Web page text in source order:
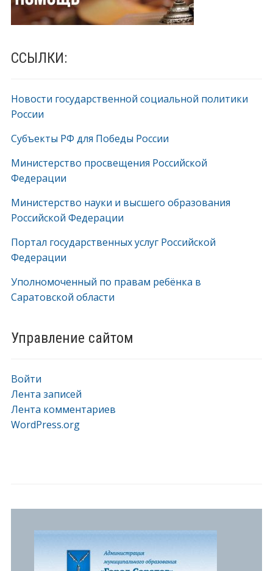
ССЫЛКИ:
Новости государственной социальной политики
России
Субъекты РФ для Победы России
Министерство просвещения Российской
Федерации
Министерство науки и высшего образования
Российской Федерации
Портал государственных услуг Российской
Федерации
Уполномоченный по правам ребёнка в
Саратовской области
Управление сайтом
Войти
Лента записей
Лента комментариев
WordPress.org